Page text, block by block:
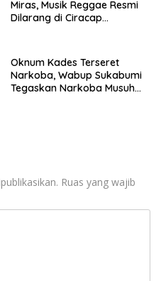
Miras, Musik Reggae Resmi
Dilarang di Ciracap
Oknum Kades Terseret
Narkoba, Wabup Sukabumi
Tegaskan Narkoba Musuh
Ruas yang wajib